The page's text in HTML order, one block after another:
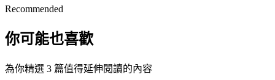
Recommended
你可能也喜歡
為你精選 3 篇值得延伸閱讀的內容